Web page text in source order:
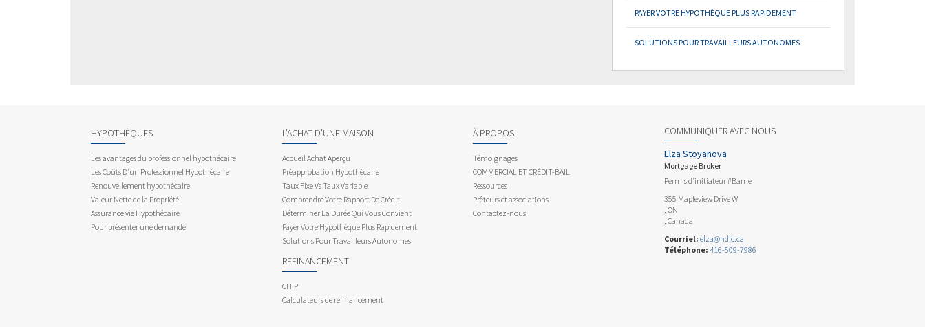
PAYER VOTRE HYPOTHÈQUE PLUS RAPIDEMENT
SOLUTIONS POUR TRAVAILLEURS AUTONOMES
HYPOTHÈQUES
Les avantages du professionnel hypothécaire
Les Coûts D’un Professionnel Hypothécaire
Renouvellement hypothécaire
Valeur Nette de la Propriété
Assurance vie Hypothécaire
Pour présenter une demande
L’ACHAT D’UNE MAISON
Accueil Achat Aperçu
Préapprobation Hypothécaire
Taux Fixe Vs Taux Variable
Comprendre Votre Rapport De Crédit
Déterminer La Durée Qui Vous Convient
Payer Votre Hypothèque Plus Rapidement
Solutions Pour Travailleurs Autonomes
REFINANCEMENT
CHIP
Calculateurs de refinancement
À PROPOS
Témoignages
COMMERCIAL ET CRÉDIT-BAIL
Ressources
Prêteurs et associations
Contactez-nous
COMMUNIQUER AVEC NOUS
Elza Stoyanova
Mortgage Broker
Permis d’initiateur #Barrie
355 Mapleview Drive W
, ON
, Canada
Courriel: elza@ndlc.ca
Téléphone: 416-509-7986